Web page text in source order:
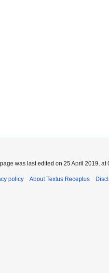
was last edited on 25 April 2019, at
policy About Textus Receptus